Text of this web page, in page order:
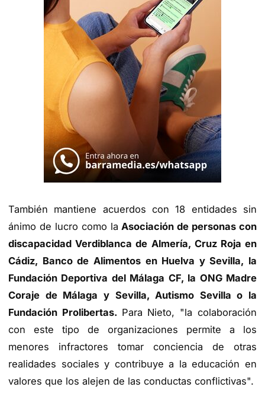
También mantiene acuerdos con 18 entidades sin
ánimo de lucro como laAsociación de personas con
discapacidad Verdiblanca de Almería, Cruz Roja en
Cádiz, Banco de Alimentos en Huelva y Sevilla, la
Fundación Deportiva del Málaga CF, la ONG Madre
Coraje de Málaga y Sevilla, Autismo Sevilla o la
Fundación Prolibertas. Para Nieto, "la colaboración
con este tipo de organizaciones permite a los
menores infractores tomar conciencia de otras
realidades sociales y contribuye a la educación en
valores que los alejen de las conductas conflictivas".